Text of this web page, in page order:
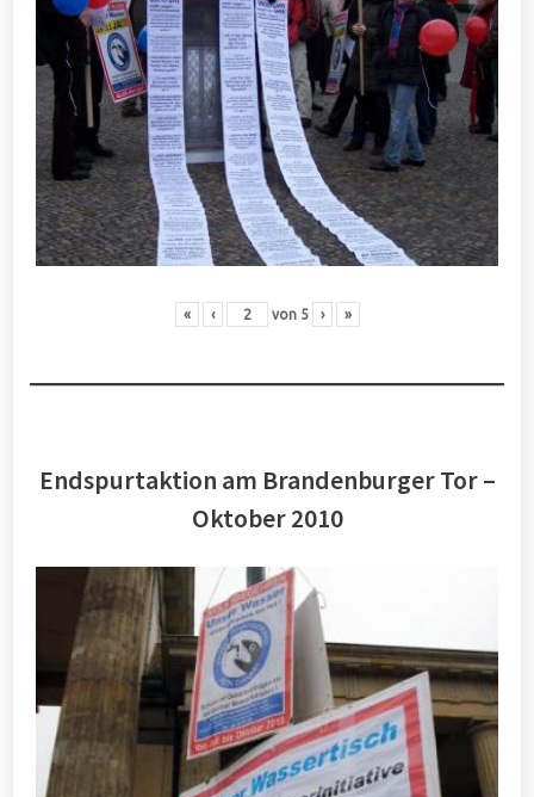
« ‹ von 5 › »
Endspurtaktion am Brandenburger Tor –
Oktober 2010